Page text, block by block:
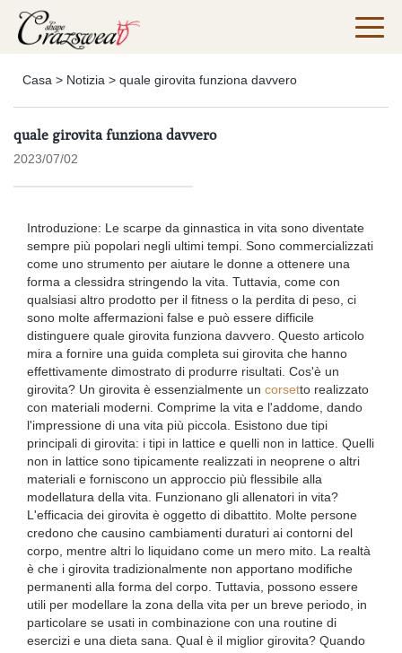
Casa > Notizia > quale girovita funziona davvero
quale girovita funziona davvero
2023/07/02
Introduzione: Le scarpe da ginnastica in vita sono diventate
sempre più popolari negli ultimi tempi. Sono commercializzati
come uno strumento per aiutare le donne a ottenere una
forma a clessidra stringendo la vita. Tuttavia, come con
qualsiasi altro prodotto per il fitness o la perdita di peso, ci
sono molte affermazioni false e può essere difficile
distinguere quale girovita funziona davvero. Questo articolo
mira a fornire una guida completa sui girovita che hanno
effettivamente dimostrato di produrre risultati. Cos'è un
girovita? Un girovita è essenzialmente un corsetto realizzato
con materiali moderni. Comprime la vita e l'addome, dando
l'impressione di una vita più piccola. Esistono due tipi
principali di girovita: i tipi in lattice e quelli non in lattice. Quelli
non in lattice sono tipicamente realizzati in neoprene o altri
materiali e forniscono un approccio più flessibile alla
modellatura della vita. Funzionano gli allenatori in vita?
L'efficacia dei girovita è oggetto di dibattito. Molte persone
credono che causino cambiamenti duraturi ai contorni del
corpo, mentre altri lo liquidano come un mero mito. La realtà
è che i girovita tradizionalmente non apportano modifiche
permanenti alla forma del corpo. Tuttavia, possono essere
utili per modellare la zona della vita per un breve periodo, in
particolare se usati in combinazione con una routine di
esercizi e una dieta sana. Qual è il miglior girovita? Quando